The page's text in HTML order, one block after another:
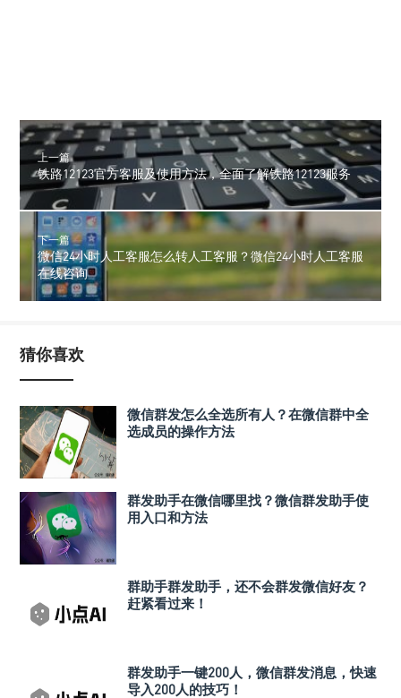
上一篇
铁路12123官方客服及使用方法，全面了解铁路12123服务
下一篇
微信24小时人工客服怎么转人工客服？微信24小时人工客服
在线咨询
猜你喜欢
微信群发怎么全选所有人？在微信群中全
选成员的操作方法
群发助手在微信哪里找？微信群发助手使
用入口和方法
群助手群发助手，还不会群发微信好友？
赶紧看过来！
群发助手一键200人，微信群发消息，快速
导入200人的技巧！